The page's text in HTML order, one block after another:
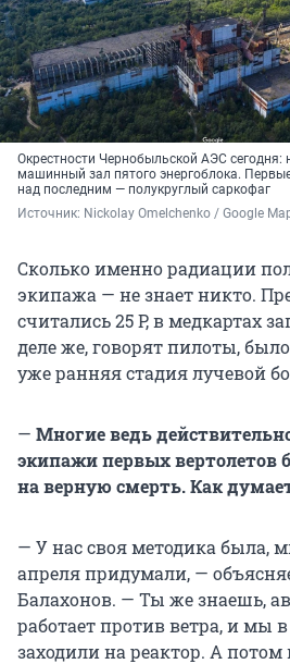
Окрестности Чернобыльской АЭС сегодня:
машинный зал пятого энергоблока.
над последним — полукруглый саркофаг
Источник: Nickolay Omelchenko / Google
Сколько именно радиации
экипажа — не знает никто.
считались 25 Р, в медкартах
деле же, говорят пилоты, было
уже ранняя стадия лучевой
— Многие ведь
экипажи первых вертолетов
на верную смерть. Как
— У нас своя методика была,
апреля придумали, —
Балахонов. — Ты же знаешь,
работает против ветра, и мы
заходили на реактор. А